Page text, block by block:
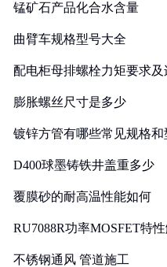
锰矿石产品化合水含量
曲臂车规格型号大全
配电柜母排螺栓力矩要求
膨胀螺丝尺寸是多少
镀锌方管有哪些常见规格和
D400球墨铸铁井盖重多少
覆膜砂的耐高温性能如何
RU7088R功率MOSFET特
不锈钢通风 管道施工